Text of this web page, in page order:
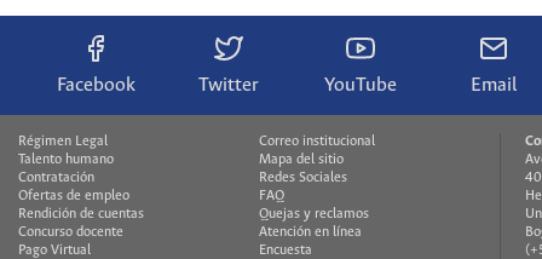
Facebook Twitter YouTube Email
Régimen Legal
Talento humano
Contratación
Ofertas de empleo
Rendición de cuentas
Concurso docente
Pago Virtual
Correo institucional
Mapa del sitio
Redes Sociales
FAQ
Quejas y reclamos
Atención en línea
Encuesta